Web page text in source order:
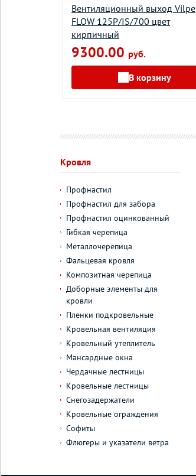
Вентиляционный выход Vilpe
FLOW 125P/IS/700 цвет
кирпичный
9300.00 руб.
В корзину
Кровля
Профнастил
Профнастил для забора
Профнастил оцинкованный
Гибкая черепица
Металлочерепица
Фальцевая кровля
Композитная черепица
Доборные элементы для
кровли
Пленки подкровельные
Кровельная вентиляция
Кровельный утеплитель
Мансардные окна
Чердачные лестницы
Кровельные лестницы
Снегозадержатели
Кровельные ограждения
Софиты
Флюгеры и указатели ветра